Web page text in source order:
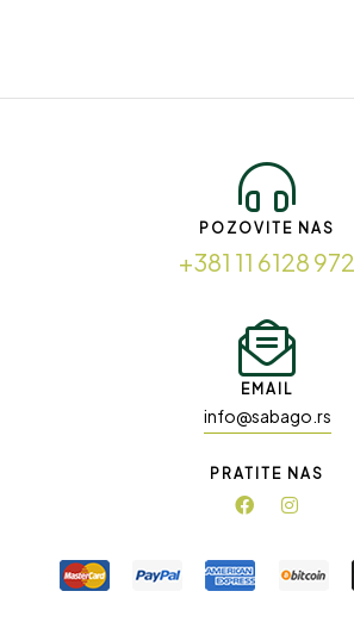
POZOVITE NAS
+381 11 6128 972
EMAIL
info@sabago.rs
PRATITE NAS